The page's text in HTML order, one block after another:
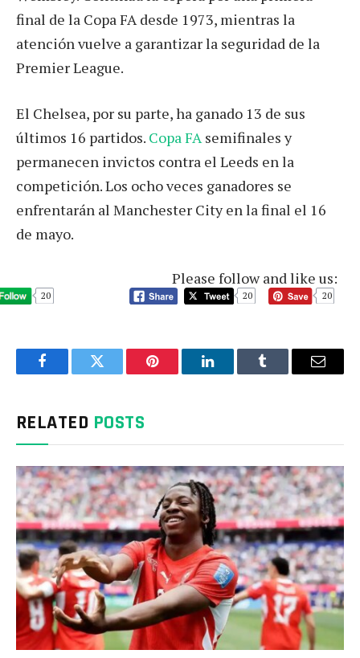
final de la Copa FA desde 1973, mientras la
atención vuelve a garantizar la seguridad de la
Premier League.
El Chelsea, por su parte, ha ganado 13 de sus
últimos 16 partidos. Copa FAsemifinales y
permanecen invictos contra el Leeds en la
competición. Los ocho veces ganadores se
enfrentarán al Manchester City en la final el 16
de mayo.
Please follow and like us:
20 20 20
FacebookTwitter Pinterest LinkedInTumblr Email
RELATED POSTS